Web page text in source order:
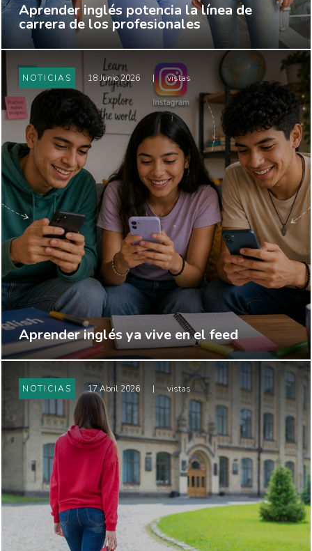
Aprender inglés potencia la línea de
carrera de los profesionales
NOTICIAS 18 Junio 2026 | vistas
Aprender inglés ya vive en el feed
NOTICIAS 17 Abril 2026 | vistas